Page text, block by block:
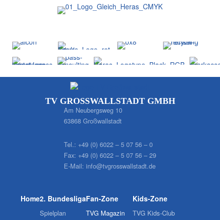
TV GROSSWALLSTADT GMBH
Am Neubergsweg 10
63868 Großwallstadt
Tel.: +49 (0) 6022 – 5 07 56 – 0
Fax: +49 (0) 6022 – 5 07 56 – 29
E-Mail: info@tvgrosswallstadt.de
Home2. Bundesliga
Spielplan
Fan-Zone
TVG Magazin
Kids-Zone
TVG Kids-Club